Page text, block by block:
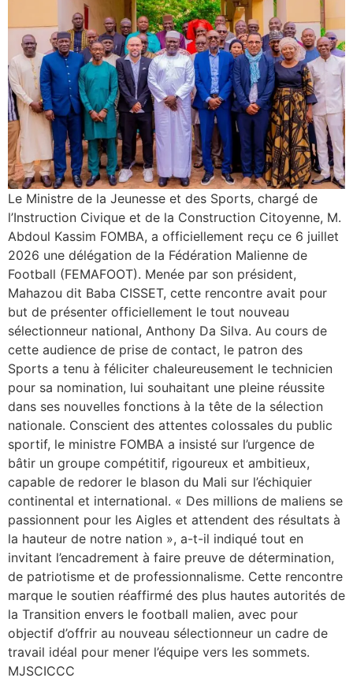
Le Ministre de la Jeunesse et des Sports, chargé de
l’Instruction Civique et de la Construction Citoyenne, M.
Abdoul Kassim FOMBA, a officiellement reçu ce 6 juillet
2026 une délégation de la Fédération Malienne de
Football (FEMAFOOT). Menée par son président,
Mahazou dit Baba CISSET, cette rencontre avait pour
but de présenter officiellement le tout nouveau
sélectionneur national, Anthony Da Silva. ​Au cours de
cette audience de prise de contact, le patron des
Sports a tenu à féliciter chaleureusement le technicien
pour sa nomination, lui souhaitant une pleine réussite
dans ses nouvelles fonctions à la tête de la sélection
nationale. ​Conscient des attentes colossales du public
sportif, le ministre FOMBA a insisté sur l’urgence de
bâtir un groupe compétitif, rigoureux et ambitieux,
capable de redorer le blason du Mali sur l’échiquier
continental et international. « Des millions de maliens se
passionnent pour les Aigles et attendent des résultats à
la hauteur de notre nation », a-t-il indiqué tout en
invitant l’encadrement à faire preuve de détermination,
de patriotisme et de professionnalisme. ​Cette rencontre
marque le soutien réaffirmé des plus hautes autorités de
la Transition envers le football malien, avec pour
objectif d’offrir au nouveau sélectionneur un cadre de
travail idéal pour mener l’équipe vers les sommets.
MJSCICCC